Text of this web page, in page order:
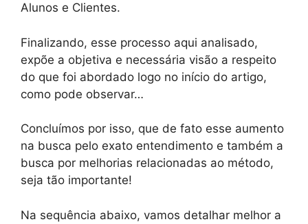
Alunos e Clientes.
Finalizando, esse processo aqui analisado,
expõe a objetiva e necessária visão a respeito
do que foi abordado logo no início do artigo,
como pode observar…
Concluímos por isso, que de fato esse aumento
na busca pelo exato entendimento e também a
busca por melhorias relacionadas ao método,
seja tão importante!
Na sequência abaixo, vamos detalhar melhor a